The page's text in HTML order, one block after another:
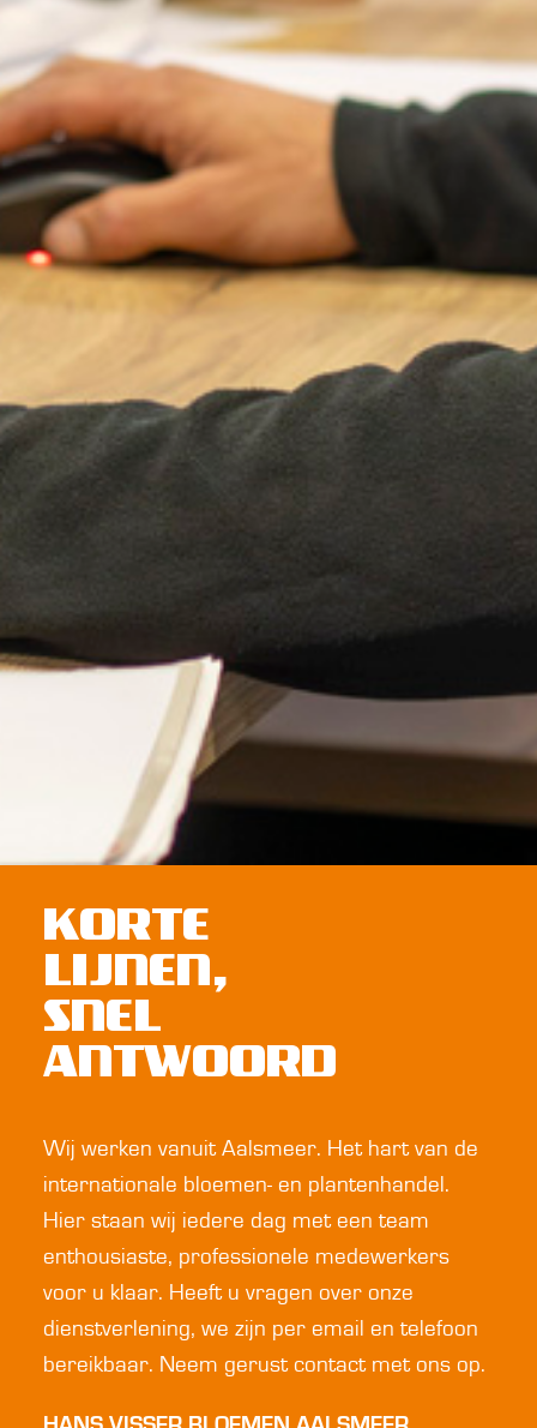
KORTE
LIJNEN,
SNEL
ANTWOORD
Wij werken vanuit Aalsmeer. Het hart van de
internationale bloemen- en plantenhandel.
Hier staan wij iedere dag met een team
enthousiaste, professionele medewerkers
voor u klaar. Heeft u vragen over onze
dienstverlening, we zijn per email en telefoon
bereikbaar. Neem gerust contact met ons op.